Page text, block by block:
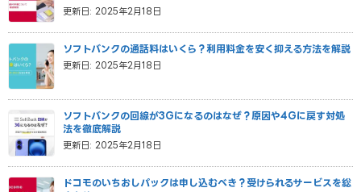
更新日: 2025年2月18日
更新日: 2025年2月18日
ソフトバンクの通話料はいくら？利用料金を安く抑える方法を解説
更新日: 2025年2月18日
ソフトバンクの回線が3Gになるのはなぜ？原因や4Gに戻す対処
法を徹底解説
ドコモのいちおしパックは申し込むべき？受けられるサービスを総